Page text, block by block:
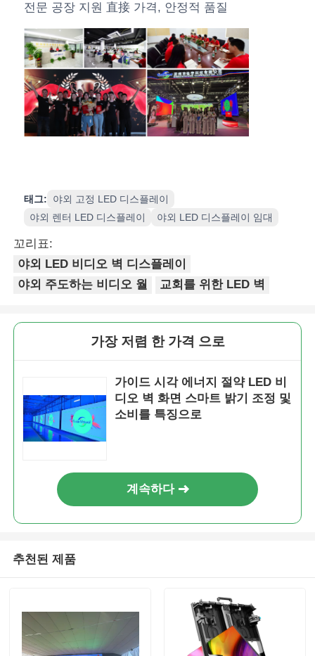
전문 공장 지원 直接 가격, 안정적 품질
태그:
야외 고정 LED 디스플레이
야외 렌터 LED 디스플레이
야외 LED 디스플레이 임대
꼬리표:
야외 LED 비디오 벽 디스플레이
야외 주도하는 비디오 월
교회를 위한 LED 벽
가장 저렴 한 가격 으로
가이드 시각 에너지 절약 LED 비
디오 벽 화면 스마트 밝기 조정 및
소비를 특징으로
계속하다
추천된 제품